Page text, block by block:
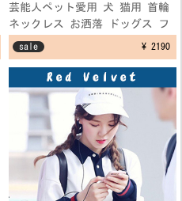
芸能人ペット愛用 犬 猫用 首輪
ネックレス お洒落 ドッグス フ
ェザーネックレス アクセサリー
sale ¥ 2190